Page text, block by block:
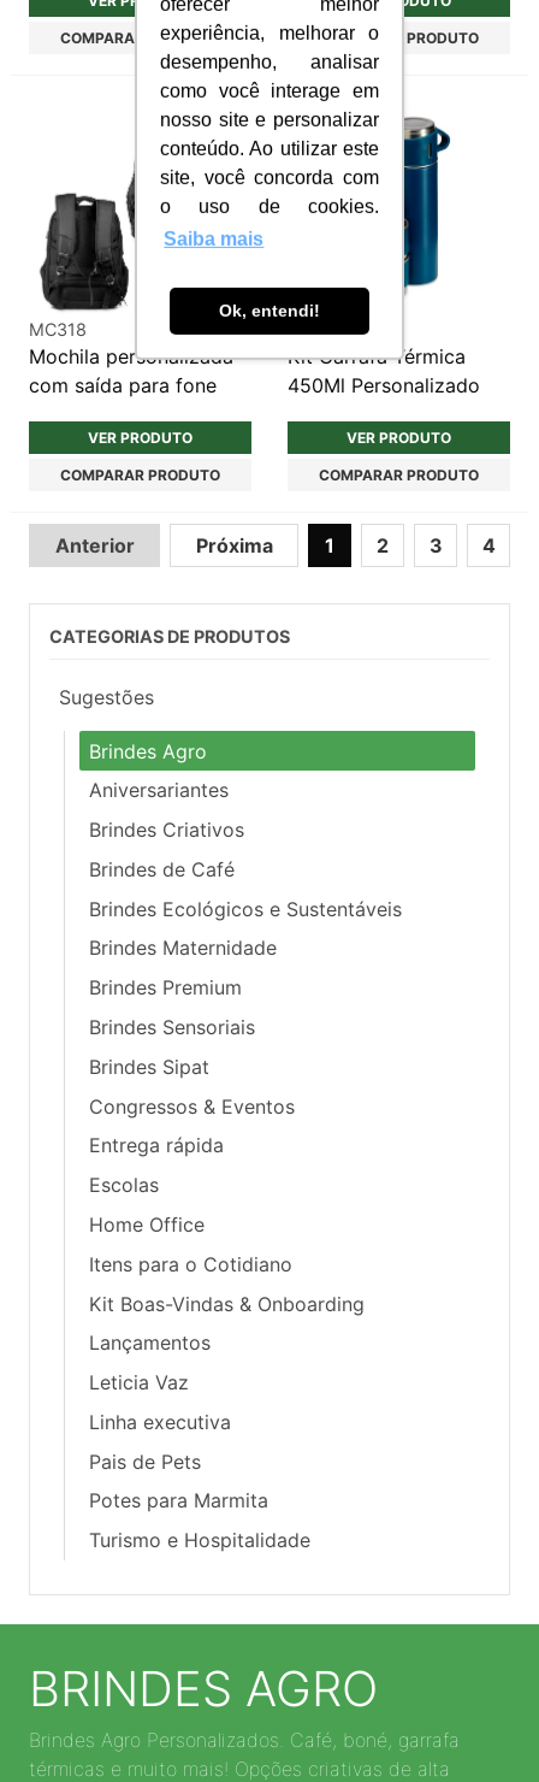
oferecer melhor
experiência, melhorar o
desempenho, analisar
como você interage em
nosso site e personalizar
conteúdo. Ao utilizar este
site, você concorda com
o uso de cookies.
Saiba mais
Ok, entendi!
COMPARAR PRODUTO COMPARAR PRODUTO
MC318
Mochila personalizada
com saída para fone
VER PRODUTO
COMPARAR PRODUTO
G024
Kit Garrafa Térmica
450Ml Personalizado
VER PRODUTO
COMPARAR PRODUTO
Anterior Próxima 1 2 3 4
CATEGORIAS DE PRODUTOS
Sugestões
Brindes Agro
Aniversariantes
Brindes Criativos
Brindes de Café
Brindes Ecológicos e Sustentáveis
Brindes Maternidade
Brindes Premium
Brindes Sensoriais
Brindes Sipat
Congressos & Eventos
Entrega rápida
Escolas
Home Office
Itens para o Cotidiano
Kit Boas-Vindas & Onboarding
Lançamentos
Leticia Vaz
Linha executiva
Pais de Pets
Potes para Marmita
Turismo e Hospitalidade
BRINDES AGRO
Brindes Agro Personalizados. Café, boné, garrafa
térmicas e muito mais! Opções criativas de alta